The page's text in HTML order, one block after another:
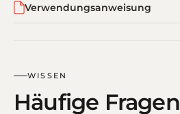
Verwendungsanweisung
WISSEN
Häufige Fragen